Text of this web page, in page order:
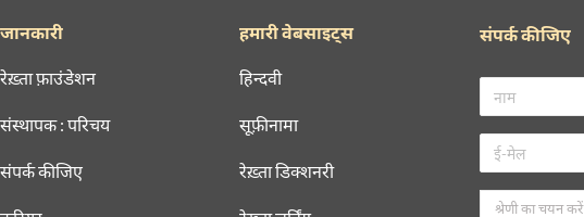
जानकारी
रेख़्ता फ़ाउंडेशन
संस्थापक : परिचय
संपर्क कीजिए
हमारी वेबसाइट्स
हिन्दवी
सूफ़ीनामा
रेख़्ता डिक्शनरी
संपर्क कीजिए